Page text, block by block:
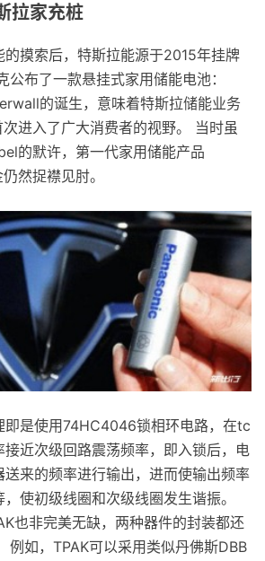
拉家充桩
摸索后，特斯拉能源于2015年挂牌
公布了一款悬挂式家用储能电池：
的诞生，意味着特斯拉储能业务
进入了广大消费者的视野。 当时虽
的默许，第一代家用储能产品
然捉襟见肘。
即是使用74HC4046锁相环电路，在tc
近次级回路震荡频率，即入锁后，电
送来的频率进行输出，进而使输出频率
使初级线圈和次级线圈发生谐振。
也非完美无缺，两种器件的封装都还
例如，TPAK可以采用类似丹佛斯DBB